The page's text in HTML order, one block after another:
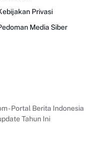
Privasi
Media Siber
- Portal Berita Indonesia
Tahun Ini